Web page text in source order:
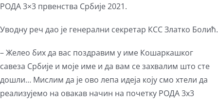
РОДА 3×3 првенства Србије 2021.
Уводну реч дао је генерални секретар КСС Златко Болић.
– Желео бих да вас поздравим у име Кошаркашког
савеза Србије и моје име и да вам се захвалим што сте
дошли… Мислим да је ово лепа идеја коју смо хтели да
реализујемо на овакав начин на почетку РОДА 3х3